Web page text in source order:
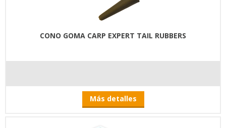
CONO GOMA CARP EXPERT TAIL RUBBERS
Más detalles